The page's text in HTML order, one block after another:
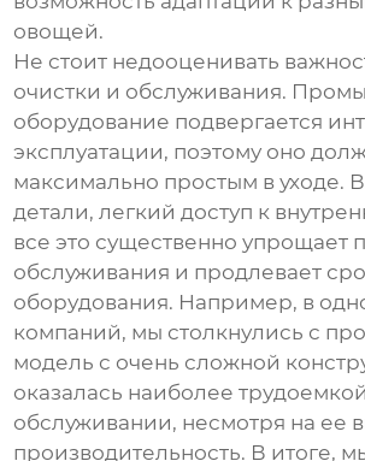
овощей.
Не стоит недооценивать
очистки и обслуживания.
оборудование подвергается
эксплуатации, поэтому оно
максимально простым в уходе.
детали, легкий доступ к
все это существенно упрощает
обслуживания и продлевает
оборудования. Например, в
компаний, мы столкнулись с
модель с очень сложной
оказалась наиболее
обслуживании, несмотря на ее
производительность. В итоге,